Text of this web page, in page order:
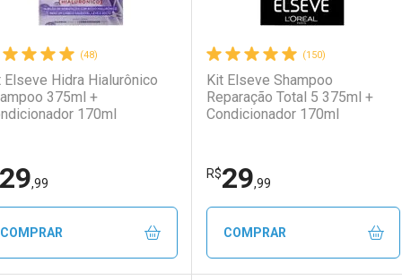
Ativar Desconto
Comprar sem Desconto
Comprar sem Desconto
Ativar Desconto
Comprar sem Desconto
Comprar sem Desconto
(48)
Elseve Hidra Hialurônico
375ml +
170ml
29,99
COMPRAR
(150)
Kit Elseve Shampoo
Reparação Total 5 375ml +
Condicionador 170ml
R$29,99
COMPRAR